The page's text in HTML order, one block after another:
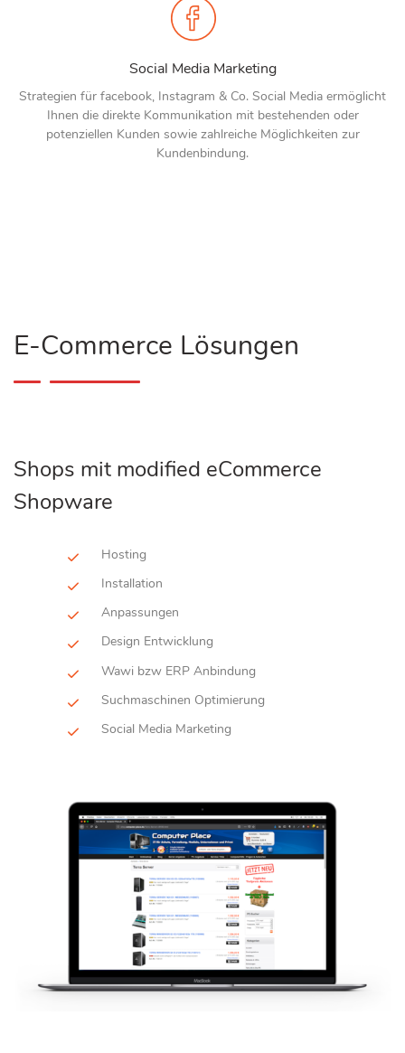
Social Media Marketing
Strategien für facebook, Instagram & Co. Social Media ermöglicht
Ihnen die direkte Kommunikation mit bestehenden oder
potenziellen Kunden sowie zahlreiche Möglichkeiten zur
Kundenbindung.
E-Commerce Lösungen
Shops mit modified eCommerce
Shopware
Hosting
Installation
Anpassungen
Design Entwicklung
Wawi bzw ERP Anbindung
Suchmaschinen Optimierung
Social Media Marketing